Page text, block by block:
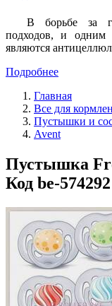
В борьбе за
подходов, и одним
являются
Подробнее
Главная
Все для
Пустышки и
Avent
Пустышка
Код be-574292